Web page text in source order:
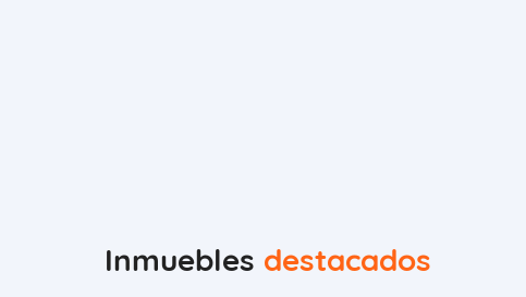
Inmuebles destacados